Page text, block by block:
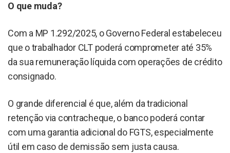
O que muda?
Com a MP 1.292/2025, o Governo Federal estabeleceu
que o trabalhador CLT poderá comprometer até 35%
da sua remuneração líquida com operações de crédito
consignado.
O grande diferencial é que, além da tradicional
retenção via contracheque, o banco poderá contar
com uma garantia adicional do FGTS, especialmente
útil em caso de demissão sem justa causa.